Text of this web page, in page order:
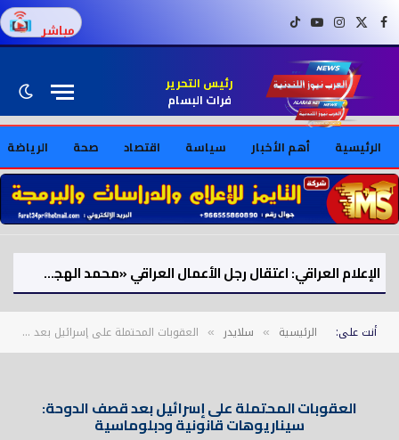
فيسبوكX (Twitter)
إنستغراميوتيوبتيك توك مباشر
رئيس التحرير
فرات البسام
الرئيسية أهم الأخبار سياسة اقتصاد صحة الرياضة
الإعلام العراقي: اعتقال رجل الأعمال العراقي «محمد الهجف» على خلفية قضايا وملفات فساد
أنت على: الرئيسية » سلايدر » العقوبات المحتملة على إسرائيل بعد قصف الدوحة: سيناريوهات قانونية ودبلوماسية
العقوبات المحتملة على إسرائيل بعد قصف الدوحة:
سيناريوهات قانونية ودبلوماسية